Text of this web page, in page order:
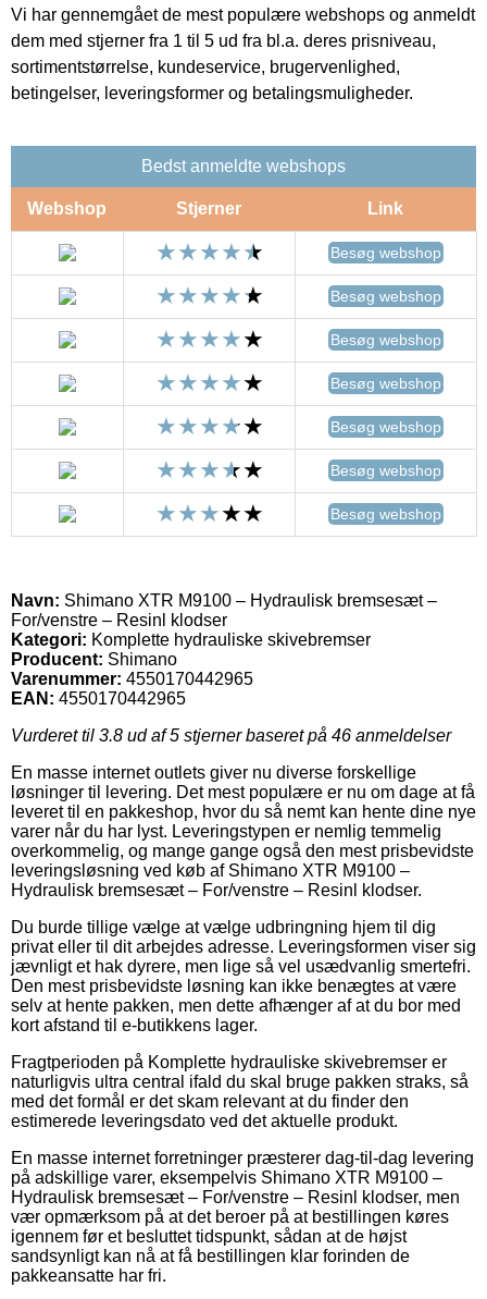
Vi har gennemgået de mest populære webshops og anmeldt
dem med stjerner fra 1 til 5 ud fra bl.a. deres prisniveau,
sortimentstørrelse, kundeservice, brugervenlighed,
betingelser, leveringsformer og betalingsmuligheder.
Bedst anmeldte webshops
Webshop Stjerner Link
Besøg webshop
Besøg webshop
Besøg webshop
Besøg webshop
Besøg webshop
Besøg webshop
Besøg webshop
Navn: Shimano XTR M9100 – Hydraulisk bremsesæt –
For/venstre – Resinl klodser
Kategori: Komplette hydrauliske skivebremser
Producent: Shimano
Varenummer: 4550170442965
EAN: 4550170442965
Vurderet til 3.8 ud af 5 stjerner baseret på 46 anmeldelser
En masse internet outlets giver nu diverse forskellige
løsninger til levering. Det mest populære er nu om dage at få
leveret til en pakkeshop, hvor du så nemt kan hente dine nye
varer når du har lyst. Leveringstypen er nemlig temmelig
overkommelig, og mange gange også den mest prisbevidste
leveringsløsning ved køb af Shimano XTR M9100 –
Hydraulisk bremsesæt – For/venstre – Resinl klodser.
Du burde tillige vælge at vælge udbringning hjem til dig
privat eller til dit arbejdes adresse. Leveringsformen viser sig
jævnligt et hak dyrere, men lige så vel usædvanlig smertefri.
Den mest prisbevidste løsning kan ikke benægtes at være
selv at hente pakken, men dette afhænger af at du bor med
kort afstand til e-butikkens lager.
Fragtperioden på Komplette hydrauliske skivebremser er
naturligvis ultra central ifald du skal bruge pakken straks, så
med det formål er det skam relevant at du finder den
estimerede leveringsdato ved det aktuelle produkt.
En masse internet forretninger præsterer dag-til-dag levering
på adskillige varer, eksempelvis Shimano XTR M9100 –
Hydraulisk bremsesæt – For/venstre – Resinl klodser, men
vær opmærksom på at det beroer på at bestillingen køres
igennem før et besluttet tidspunkt, sådan at de højst
sandsynligt kan nå at få bestillingen klar forinden de
pakkeansatte har fri.